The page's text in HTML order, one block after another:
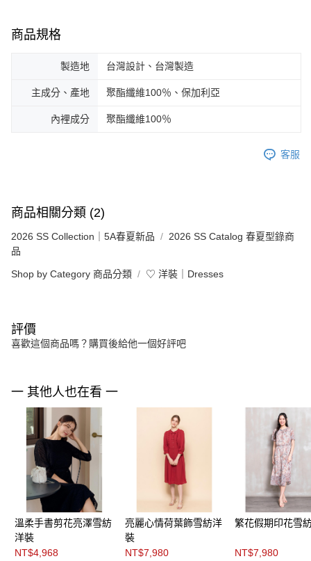
商品規格
製造地 台灣設計、台灣製造
主成分、產地 聚酯纖維100％、保加利亞
內裡成分 聚酯纖維100％
客服
商品相關分類 (2)
2026 SS Collection｜5A春夏新品
2026 SS Catalog 春夏型錄商
品
Shop by Category 商品分類 ♡ 洋裝｜Dresses
評價
喜歡這個商品嗎？購買後給他一個好評吧
一 其他人也在看 一
溫柔手書剪花亮澤雪紡
洋裝
NT$4,968
亮麗心情荷葉飾雪紡洋
裝
NT$7,980
繁花假期印花雪
NT$7,980